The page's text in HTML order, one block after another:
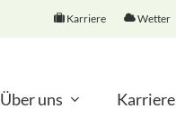
Karriere Wetter
Über uns Karriere